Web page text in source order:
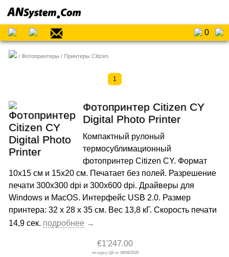
0
Фотопринтеры Принтеры Citizen
1
Фотопринтер Citizen CY
Digital Photo Printer
Компактный рулоный
термосублимационный
фотопринтер Citizen CY. Формат
10x15 см и 15х20 см. Печатает без полей. Разрешение
печати 300x300 dpi и 300x600 dpi. Драйверы для
Windows и MacOS. Интерфейс USB 2.0. Размер
принтера: 32 x 28 x 35 см. Вес 13,8 кГ. Скорость печати
14,9 сек.
€1'247.00
08/08/2026